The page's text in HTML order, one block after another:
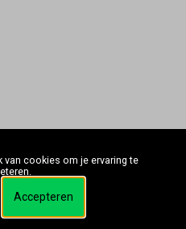
van cookies om je ervaring te
Accepteren